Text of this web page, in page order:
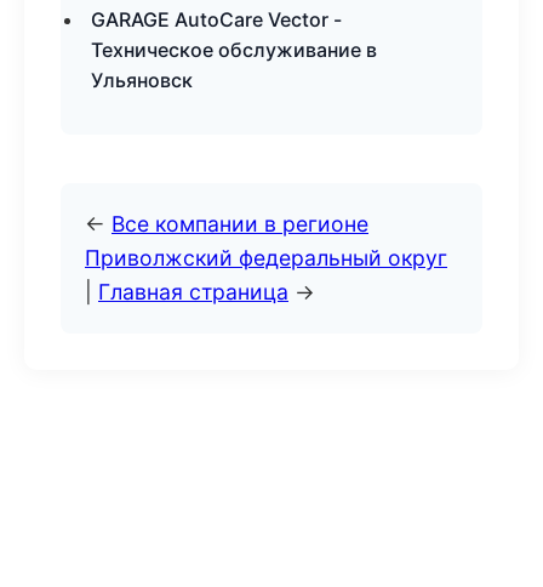
GARAGE AutoCare Vector -
Техническое обслуживание в
Ульяновск
← Все компании в регионе
Приволжский федеральный округ
Главная страница →